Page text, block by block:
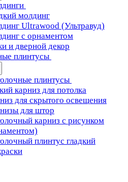
молдинг
Ultrawood (Ультравуд)
с орнаментом
и дверной декор
плинтусы
плинтусы
карниз для потолка
для скрытого освещения
для штор
карниз с рисунком
плинтус гладкий